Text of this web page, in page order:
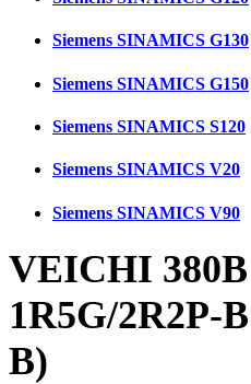
Siemens SINAMICS G130
Siemens SINAMICS G150
Siemens SINAMICS S120
Siemens SINAMICS V20
Siemens SINAMICS V90
VEICHI
1R5G/2R2P-B
B)